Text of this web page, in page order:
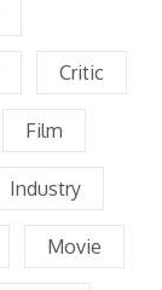
Critic
Film
Industry
Movie